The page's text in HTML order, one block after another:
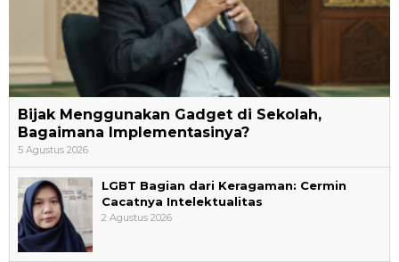
Bijak Menggunakan Gadget di Sekolah,
Bagaimana Implementasinya?
5 Agustus 2026
LGBT Bagian dari Keragaman: Cermin
Cacatnya Intelektualitas
2 Agustus 2026